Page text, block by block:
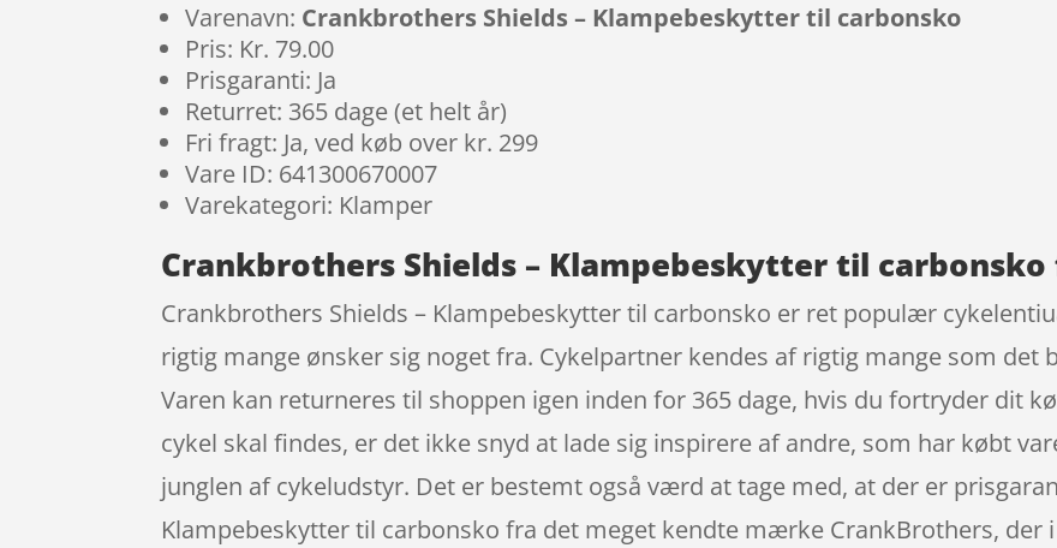
Varenavn: Crankbrothers Shields – Klampebeskytter til carbonsko
Pris: Kr. 79.00
Prisgaranti: Ja
Returret: 365 dage (et helt år)
Fri fragt: Ja, ved køb over kr. 299
Vare ID: 641300670007
Varekategori: Klamper
Crankbrothers Shields – Klampebeskytter til
Crankbrothers Shields – Klampebeskytter til carbonsko er ret populær
rigtig mange ønsker sig noget fra. Cykelpartner kendes af rigtig mange som det
Varen kan returneres til shoppen igen inden for 365 dage, hvis du fortryder dit
cykel skal findes, er det ikke snyd at lade sig inspirere af andre, som har købt
junglen af cykeludstyr. Det er bestemt også værd at tage med, at der er
Klampebeskytter til carbonsko fra det meget kendte mærke CrankBrothers, der